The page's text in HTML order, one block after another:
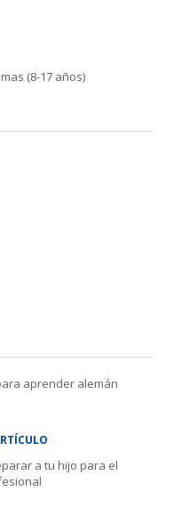
(8-17 años)
aprender alemán
a tu hijo para el